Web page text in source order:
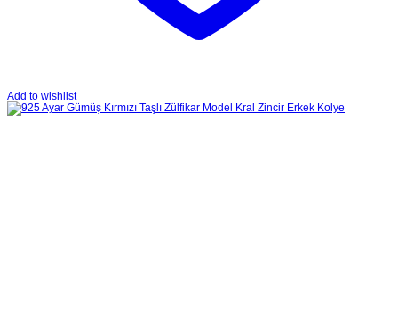
Add to wishlist